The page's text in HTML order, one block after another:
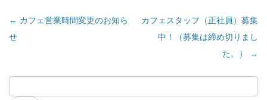
← カフェ営業時間変更のお知ら
せ
カフェスタッフ（正社員）募集
中！（募集は締め切りまし
た。）
→